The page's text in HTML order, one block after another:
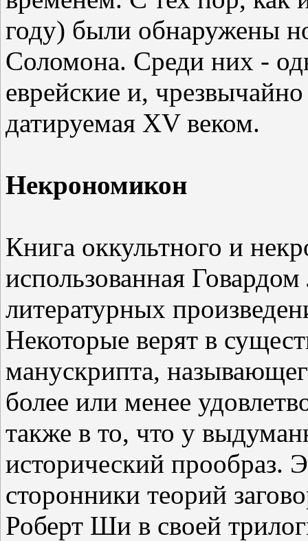
году) были обнаружены
Соломона. Среди них -
еврейские и,
датируемая XV веком.
Некрономикон
Книга оккультного и
использованная
литературных
Некоторые верят в
манускрипта,
более или менее
также в то, что у
исторический прообраз.
сторонники теорий
Роберт Ши в своей